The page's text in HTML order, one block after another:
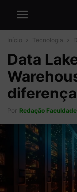
Início Tecnologia
Data
Por Redação